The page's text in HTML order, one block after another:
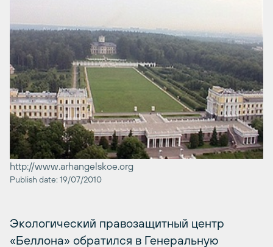
http://www.arhangelskoe.org
Publish date: 19/07/2010
Экологический правозащитный центр
«Беллона» обратился в Генеральную